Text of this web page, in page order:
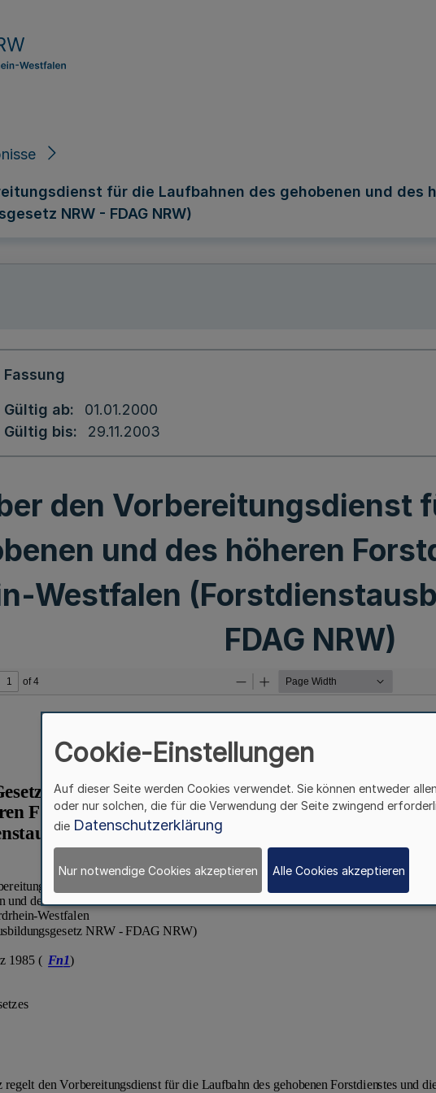
für die Laufbahnen des gehobenen und des
NRW - FDAG NRW)
Fassung
Gültig ab
01.01.2000
Gültig bis
29.11.2003
den Vorbereitungsdienst
und des höheren
Westfalen
FDAG NRW)
Cookie-Einstellungen
Auf dieser Seite werden Cookies verwendet. Sie können entweder
oder nur solchen, die für die Verwendung der Seite zwingend
die Datenschutzerklärung
Nur notwendige Cookies akzeptieren Alle Cookies akzeptieren